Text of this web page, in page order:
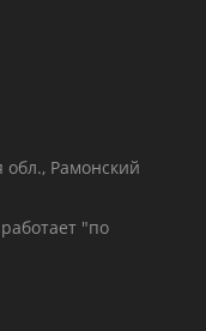
обл., Рамонский
"по